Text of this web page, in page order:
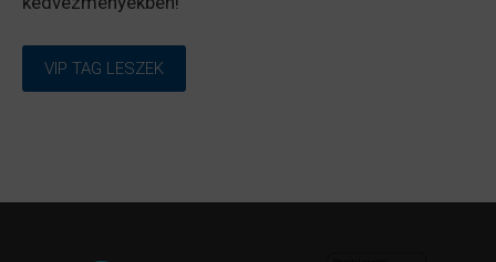
VIP TAG LESZEK